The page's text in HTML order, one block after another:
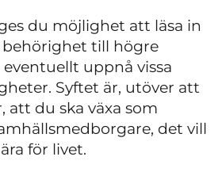
du möjlighet att läsa in
till högre
uppnå vissa
Syftet är, utöver att
att du ska växa som
det vill
för livet.